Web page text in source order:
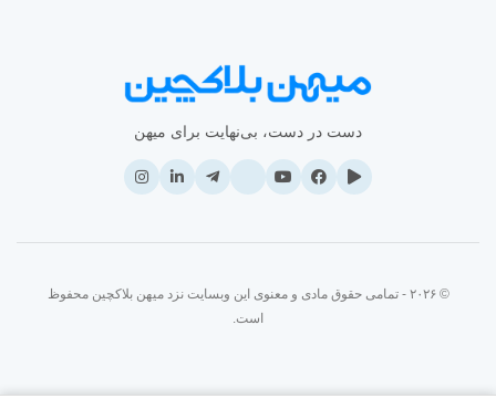
دست در دست، بی‌نهایت برای میهن
© ۲۰۲۶ - تمامی حقوق مادی و معنوی این وبسایت نزد میهن بلاکچین محفوظ
است.